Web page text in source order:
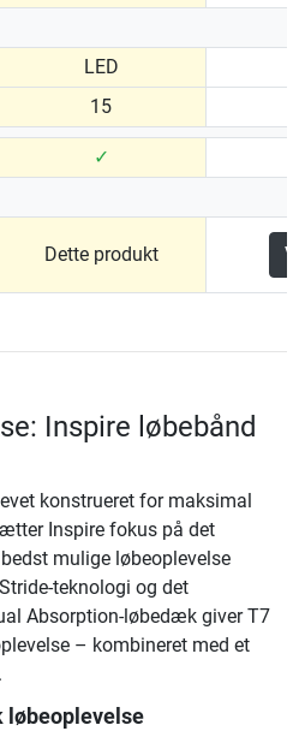
LED
15
✓
Dette produkt
Inspire løbebånd
konstrueret for maksimal
Inspire fokus på det
mulige løbeoplevelse
teknologi og det
Absorption-løbedæk giver T7
– kombineret med et
løbeoplevelse